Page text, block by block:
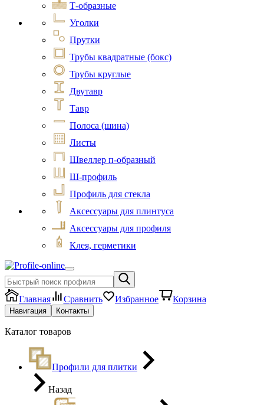
Т-образные
Уголки
Прутки
Трубы квадратные (бокс)
Трубы круглые
Двутавр
Тавр
Полоса (шина)
Листы
Швеллер п-образный
Ш-профиль
Профиль для стекла
Аксессуары для плинтуса
Аксессуары для профиля
Клея, герметики
Главная Сравнить Избранное Корзина
Навигация Контакты
Каталог товаров
Профили для плитки
Назад